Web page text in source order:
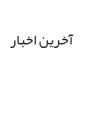
آخرین اخبار